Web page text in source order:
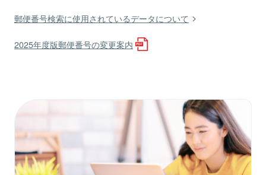
郵便番号検索に使用されているデータについて
2025年度版郵便番号の変更案内